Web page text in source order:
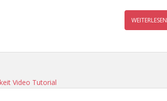
WEITERLESEN